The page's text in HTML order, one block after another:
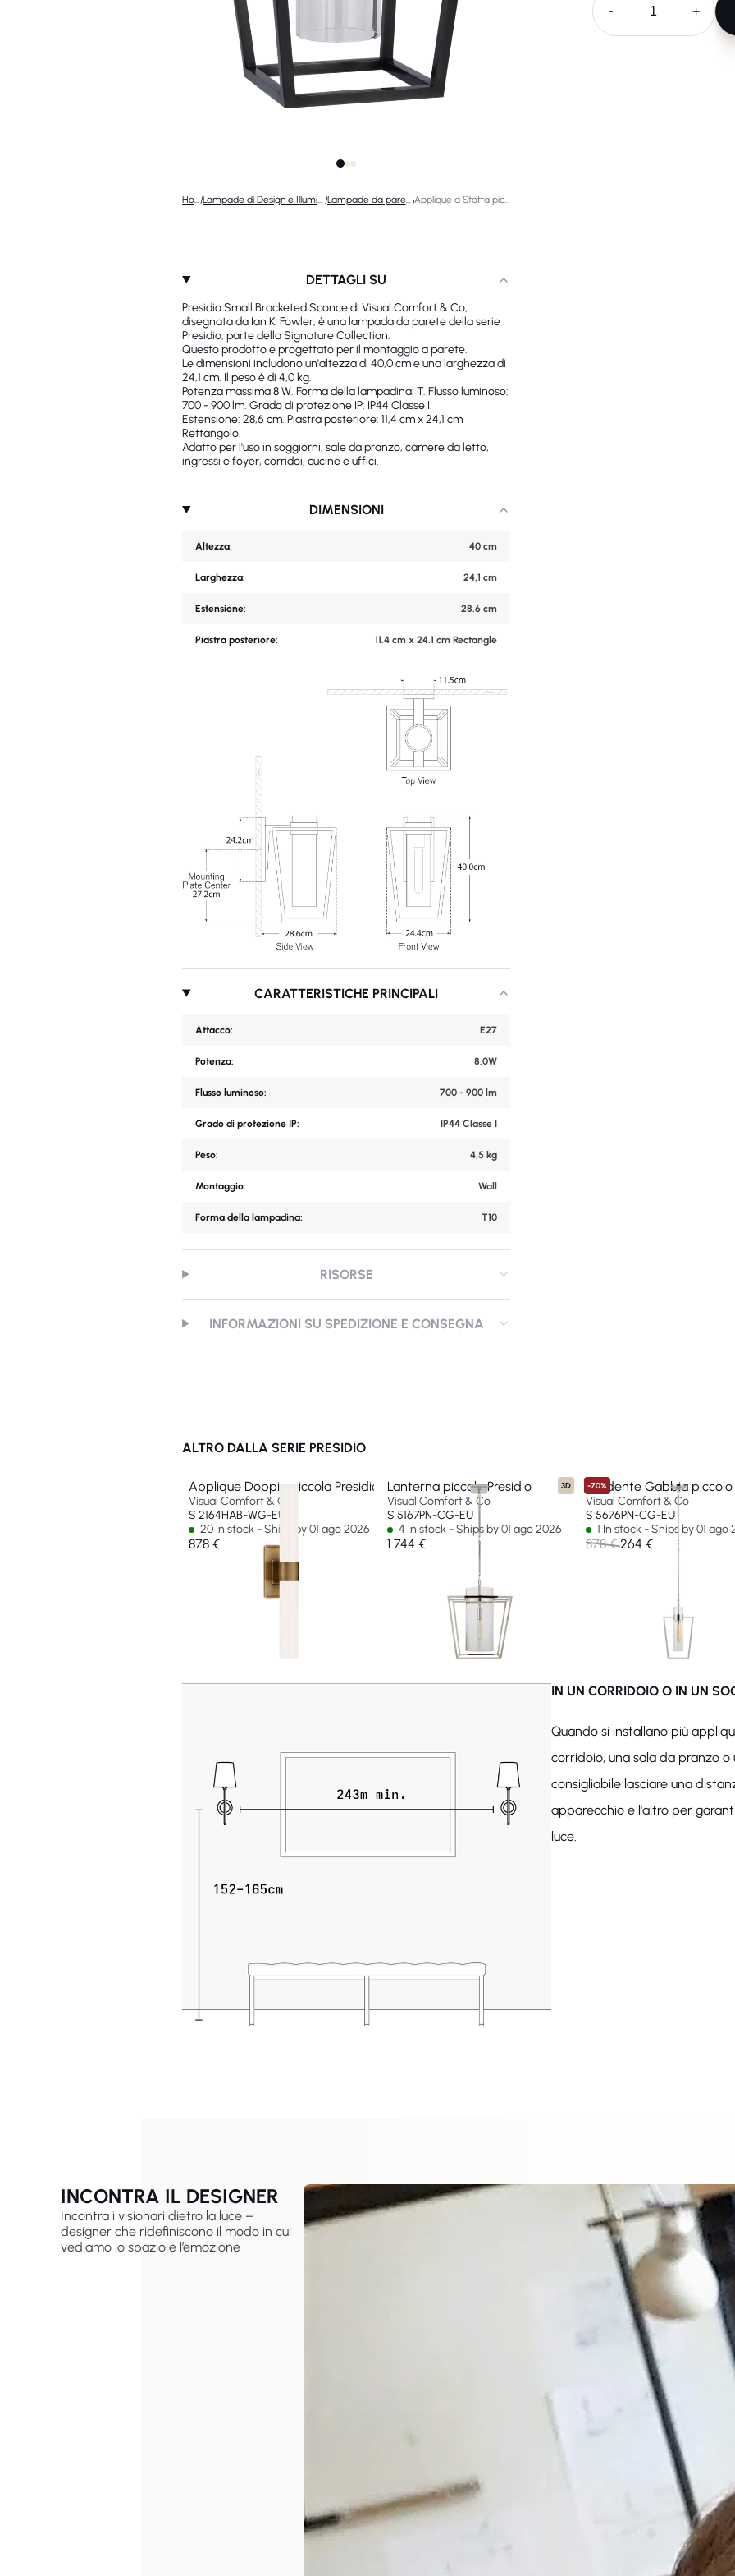
Home / Lampade di Design e Illuminazione di Lusso / Lampade da parete di design / Applique a Staffa piccolo Presidio
DETTAGLI SU
Presidio Small Bracketed Sconce di Visual Comfort & Co,
disegnata da Ian K. Fowler, è una lampada da parete della serie
Presidio, parte della Signature Collection.
Questo prodotto è progettato per il montaggio a parete.
Le dimensioni includono un'altezza di 40,0 cm e una larghezza di
24,1 cm. Il peso è di 4,0 kg.
Potenza massima 8 W. Forma della lampadina: T. Flusso luminoso:
700 - 900 lm. Grado di protezione IP: IP44 Classe I.
Estensione: 28,6 cm. Piastra posteriore: 11,4 cm x 24,1 cm
Rettangolo.
Adatto per l'uso in soggiorni, sale da pranzo, camere da letto,
ingressi e foyer, corridoi, cucine e uffici.
DIMENSIONI
Altezza: 40 cm
Larghezza: 24,1 cm
Estensione: 28.6 cm
Piastra posteriore: 11.4 cm x 24.1 cm Rectangle
CARATTERISTICHE PRINCIPALI
Attacco: E27
Potenza: 8.0W
Flusso luminoso: 700 - 900 lm
Grado di protezione IP: IP44 Classe I
Peso: 4,5 kg
Montaggio: Wall
Forma della lampadina: T10
RISORSE
INFORMAZIONI SU SPEDIZIONE E CONSEGNA
- +
ALTRO DALLA SERIE PRESIDIO
Applique Doppia piccola Presidio
Visual Comfort & Co
S 2164HAB-WG-EU
20 In stock - Ships by 01 ago 2026
878 €
3D
Lanterna piccola Presidio
Visual Comfort & Co
S 5167PN-CG-EU
4 In stock - Ships by 01 ago 2026
1 744 €
-70%
Pendente Gabbia piccolo
Visual Comfort & Co
S 5676PN-CG-EU
1 In stock - Ships by 01 ago
878 €264 €
IN UN CORRIDOIO O IN UN
Quando si installano più
corridoio, una sala da pranzo
consigliabile lasciare una
apparecchio e l'altro per
luce.
INCONTRA IL DESIGNER
Incontra i visionari dietro la luce –
designer che ridefiniscono il modo in cui
vediamo lo spazio e l’emozione